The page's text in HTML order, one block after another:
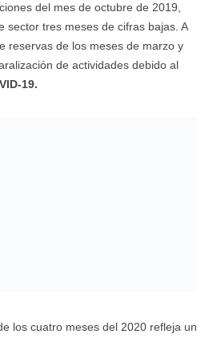
del mes de octubre de 2019,
sector tres meses de cifras bajas. A
reservas de los meses de marzo y
de actividades debido al
19.
los cuatro meses del 2020 refleja un